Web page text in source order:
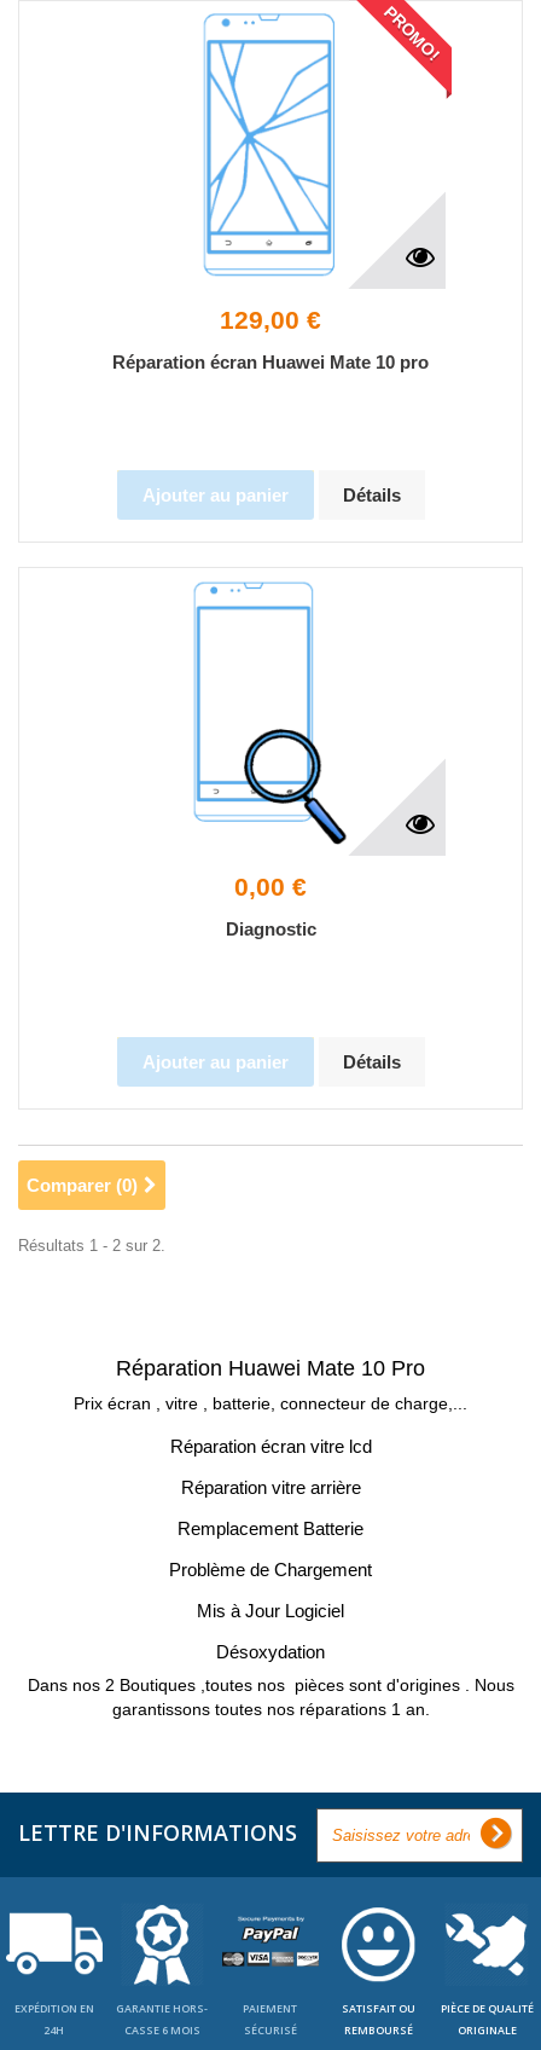
PROMO!
129,00 €
Réparation écran Huawei Mate 10 pro
Ajouter au panier Détails
0,00 €
Diagnostic
Ajouter au panier Détails
Comparer (0)
Résultats 1 - 2 sur 2.
Réparation Huawei Mate 10 Pro
Prix écran , vitre , batterie, connecteur de charge,...
Réparation écran vitre lcd
Réparation vitre arrière
Remplacement Batterie
Problème de Chargement
Mis à Jour Logiciel
Désoxydation
Dans nos 2 Boutiques ,toutes nos pièces sont d'origines . Nous
garantissons toutes nos réparations 1 an.
LETTRE D'INFORMATIONS
EXPÉDITION EN
24H
GARANTIE HORS-
CASSE 6 MOIS
PAIEMENT
SÉCURISÉ
SATISFAIT OU
REMBOURSÉ
PIÈCE DE QUALITÉ
ORIGINALE